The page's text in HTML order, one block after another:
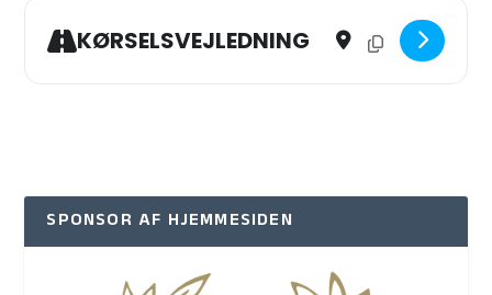
KØRSELSVEJLEDNING Address - Æske-kursus
Destination
SPONSOR AF HJEMMESIDEN